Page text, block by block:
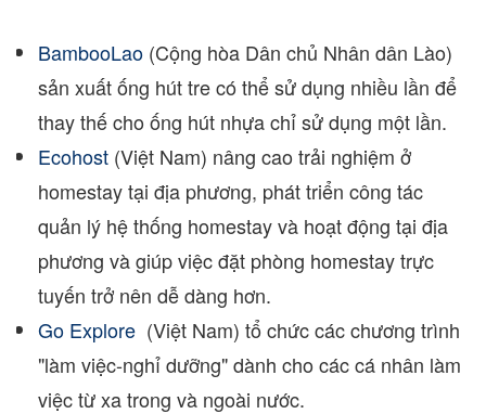
BambooLao (Cộng hòa Dân chủ Nhân dân Lào)
sản xuất ống hút tre có thể sử dụng nhiều lần để
thay thế cho ống hút nhựa chỉ sử dụng một lần.
Ecohost (Việt Nam) nâng cao trải nghiệm ở
homestay tại địa phương, phát triển công tác
quản lý hệ thống homestay và hoạt động tại địa
phương và giúp việc đặt phòng homestay trực
tuyến trở nên dễ dàng hơn.
Go Explore (Việt Nam) tổ chức các chương trình
"làm việc-nghỉ dưỡng" dành cho các cá nhân làm
việc từ xa trong và ngoài nước.